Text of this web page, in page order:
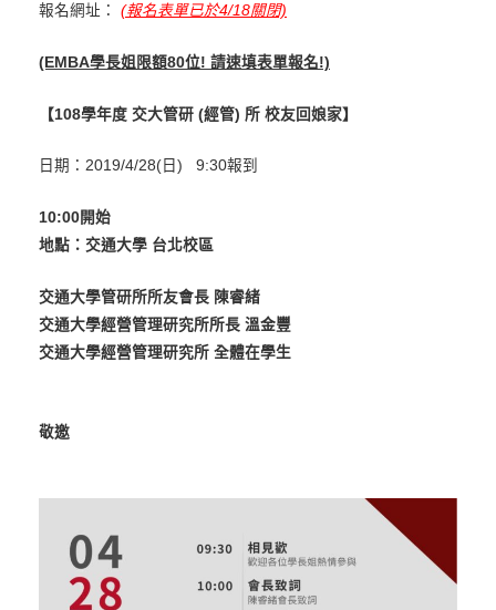
報名網址： (報名表單已於4/18關閉)
(EMBA學長姐限額80位! 請速填表單報名!)
【108學年度 交大管研 (經管) 所 校友回娘家】
日期：2019/4/28(日) 9:30報到
10:00開始
地點：交通大學 台北校區
交通大學管研所所友會長 陳睿緒
交通大學經營管理研究所所長 溫金豐
交通大學經營管理研究所 全體在學生
敬邀